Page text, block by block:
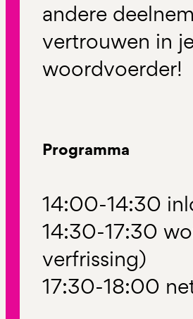
andere
vertrouwen in
woordvoerder!
Programma
14:00-14:30
14:30-17:30
verfrissing)
17:30-18:00